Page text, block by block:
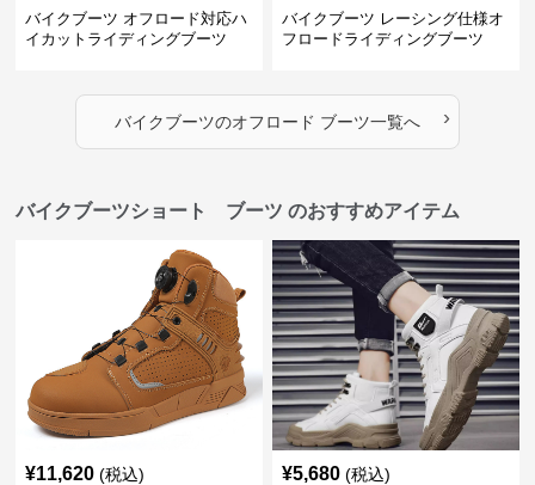
バイクブーツ オフロード対応ハ
イカットライディングブーツ
バイクブーツ レーシング仕様オ
フロードライディングブーツ
バイクブーツのオフロード ブーツ一覧へ ›
バイクブーツショート ブーツ のおすすめアイテム
¥11,620 (税込) ¥5,680 (税込)